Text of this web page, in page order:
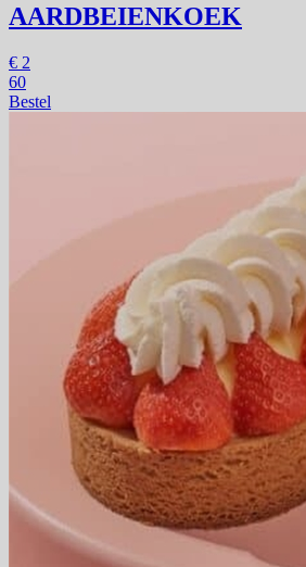
AARDBEIENKOEK
€ 2
60
Bestel